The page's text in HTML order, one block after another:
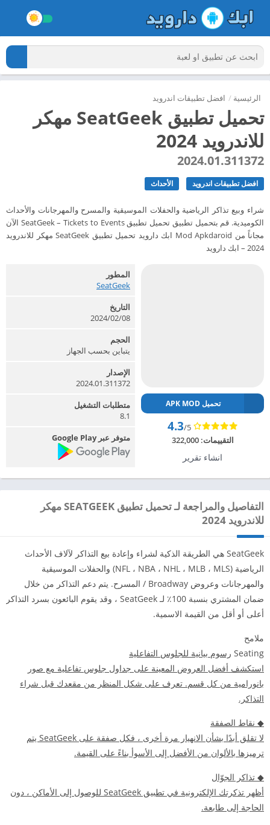
الرئيسية / افضل تطبيقات اندرويد
تحميل تطبيق SeatGeek مهكر
للاندرويد 2024
2024.01.311372
افضل تطبيقات اندرويد الأحداث
شراء وبيع تذاكر الرياضية والحفلات الموسيقية والمسرح والمهرجانات والأحداث
الكوميدية. قم بتحميل تطبيق تحميل تطبيق SeatGeek – Tickets to Events الآن
مجاناً من Mod Apkdaroid ابك دارويد تحميل تطبيق SeatGeek مهكر للاندرويد
2024 – ابك دارويد
تحميل APK MOD
4.3/5
التقييمات:322,000
انشاء تقرير
المطور
SeatGeek‏
التاريخ
2024/02/08
الحجم
يتباين بحسب الجهاز
الإصدار
2024.01.311372
متطلبات التشغيل
8.1
متوفر عبر Google Play
التفاصيل والمراجعة لـ تحميل تطبيق SEATGEEK مهكر
للاندرويد 2024
SeatGeek هي الطريقة الذكية لشراء وإعادة بيع التذاكر لآلاف الأحداث
الرياضية (NFL ، NBA ، NHL ، MLB ، MLS) والحفلات الموسيقية
والمهرجانات وعروض Broadway / المسرح. يتم دعم التذاكر من خلال
ضمان المشتري بنسبة 100٪ لـ SeatGeek ، وقد يقوم البائعون بسرد التذاكر
أعلى أو أقل من القيمة الاسمية.
ملامح
Seating رسوم بيانية للجلوس التفاعلية
استكشف أفضل العروض المعينة على جداول جلوس تفاعلية مع صور
بانورامية من كل قسم. تعرف على شكل المنظر من مقعدك قبل شراء
التذاكر.
◆ نقاط الصفقة
لا تقلق أبدًا بشأن الانهيار مرة أخرى ، فكل صفقة على SeatGeek يتم
ترميزها بالألوان من الأفضل إلى الأسوأ بناءً على القيمة.
◆ تذاكر الجوّال
أظهر تذكرتك الإلكترونية في تطبيق SeatGeek للوصول إلى الأماكن ، دون
الحاجة إلى طابعة.